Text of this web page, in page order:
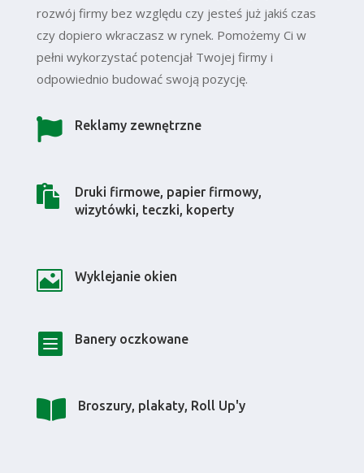
rozwój firmy bez względu czy jesteś już jakiś czas
czy dopiero wkraczasz w rynek. Pomożemy Ci w
pełni wykorzystać potencjał Twojej firmy i
odpowiednio budować swoją pozycję.
 Reklamy zewnętrzne

Druki firmowe, papier firmowy,
wizytówki, teczki, koperty
 Wyklejanie okien
 Banery oczkowane
 Broszury, plakaty, Roll Up'y